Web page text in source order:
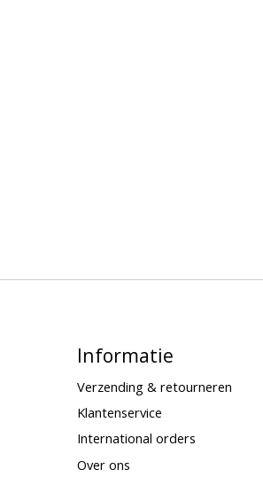
Informatie
Verzending & retourneren
Klantenservice
International orders
Over ons